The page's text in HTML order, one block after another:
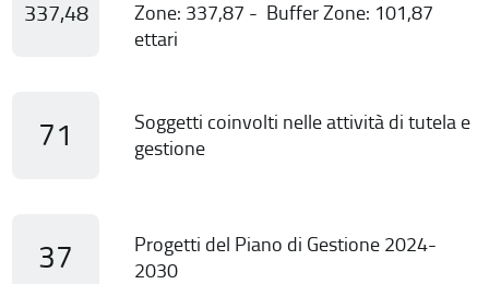
337,48
Zone: 337,87 - Buffer Zone: 101,87
ettari
71
Soggetti coinvolti nelle attività di tutela e
gestione
37
Progetti del Piano di Gestione 2024-
2030